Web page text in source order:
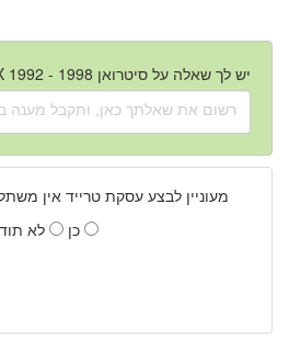
יש לך שאלה על סיטרואן ZX 1992 - 1998 יד שנייה?
מעוניין לבצע עסקת טרייד אין
כן
לא